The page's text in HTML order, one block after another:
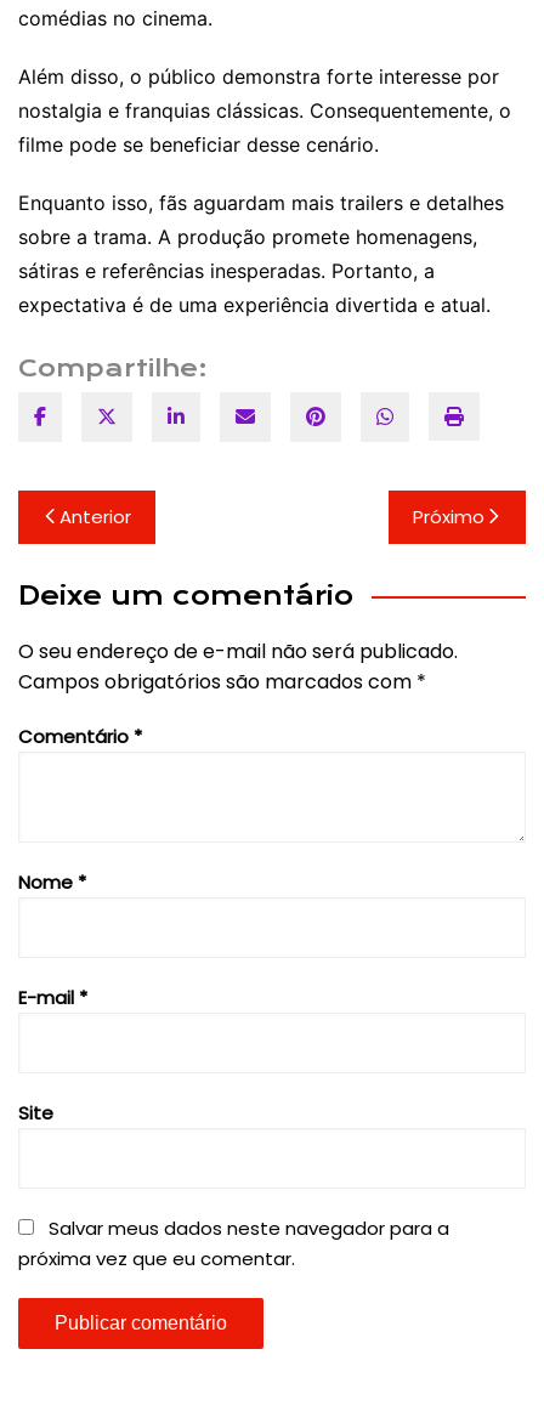
comédias no cinema.
Além disso, o público demonstra forte interesse por
nostalgia e franquias clássicas. Consequentemente, o
filme pode se beneficiar desse cenário.
Enquanto isso, fãs aguardam mais trailers e detalhes
sobre a trama. A produção promete homenagens,
sátiras e referências inesperadas. Portanto, a
expectativa é de uma experiência divertida e atual.
Compartilhe:
Navegação
de
Post
Anterior Próximo
Deixe um comentário
O seu endereço de e-mail não será publicado.
Campos obrigatórios são marcados com *
Comentário *
Nome *
E-mail *
Site
Salvar meus dados neste navegador para a
próxima vez que eu comentar.